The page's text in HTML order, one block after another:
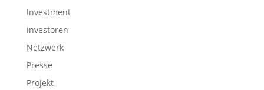
Investment
Investoren
Netzwerk
Presse
Projekt